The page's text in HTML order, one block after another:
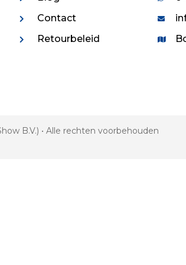
Contact
Retourbeleid
B.V.) • Alle rechten voorbehouden